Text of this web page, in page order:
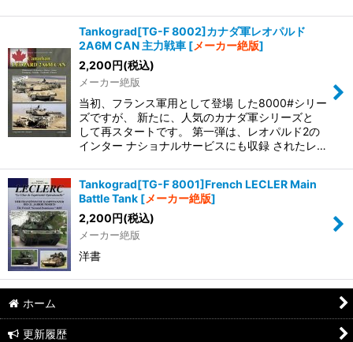
Tankograd[TG-F 8002]カナダ軍レオパルド
2A6M CAN 主力戦車 [メーカー絶版]
2,200円(税込)
メーカー絶版
当初、フランス軍用として登場 した8000#シリー
ズですが、 新たに、人気のカナダ軍シリーズと
して再スタートです。 第一弾は、レオパルド2の
インター ナショナルサービスにも収録 されたレ…
Tankograd[TG-F 8001]French LECLER Main
Battle Tank [メーカー絶版]
2,200円(税込)
メーカー絶版
洋書
ホーム
更新履歴